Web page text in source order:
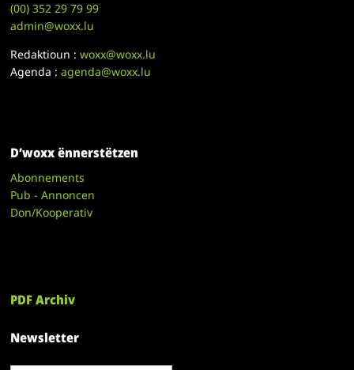
(00)352 29 79 99
admin@woxx.lu
Redaktioun :woxx@woxx.lu
Agenda :agenda@woxx.lu
D’woxx ënnerstëtzen
Abonnements
Pub - Annoncen
Don/Kooperativ
PDF Archiv
Newsletter